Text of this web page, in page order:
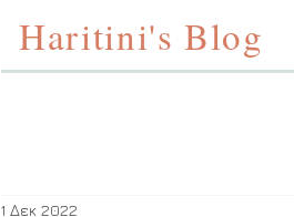
Haritini's Blog
1 Δεκ 2022